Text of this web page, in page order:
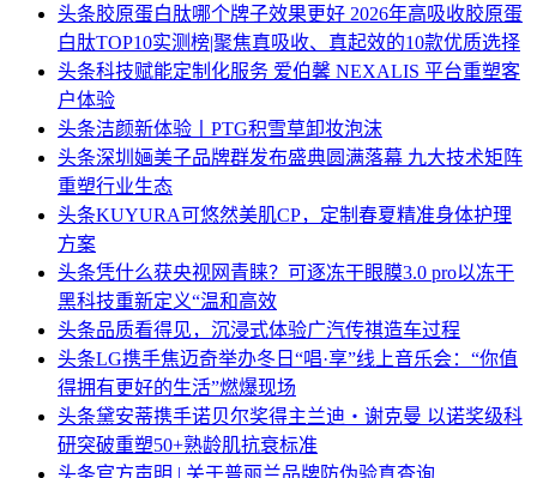
头条胶原蛋白肽哪个牌子效果更好 2026年高吸收胶原蛋
白肽TOP10实测榜|聚焦真吸收、真起效的10款优质选择
头条科技赋能定制化服务 爱伯馨 NEXALIS 平台重塑客
户体验
头条洁颜新体验丨PTG积雪草卸妆泡沫
头条深圳婳美子品牌群发布盛典圆满落幕 九大技术矩阵
重塑行业生态
头条KUYURA可悠然美肌CP，定制春夏精准身体护理
方案
头条凭什么获央视网青睐？可逐冻干眼膜3.0 pro以冻干
黑科技重新定义“温和高效
头条品质看得见，沉浸式体验广汽传祺造车过程
头条LG携手焦迈奇举办冬日“唱·享”线上音乐会：“你值
得拥有更好的生活”燃爆现场
头条黛安蒂携手诺贝尔奖得主兰迪・谢克曼 以诺奖级科
研突破重塑50+熟龄肌抗衰标准